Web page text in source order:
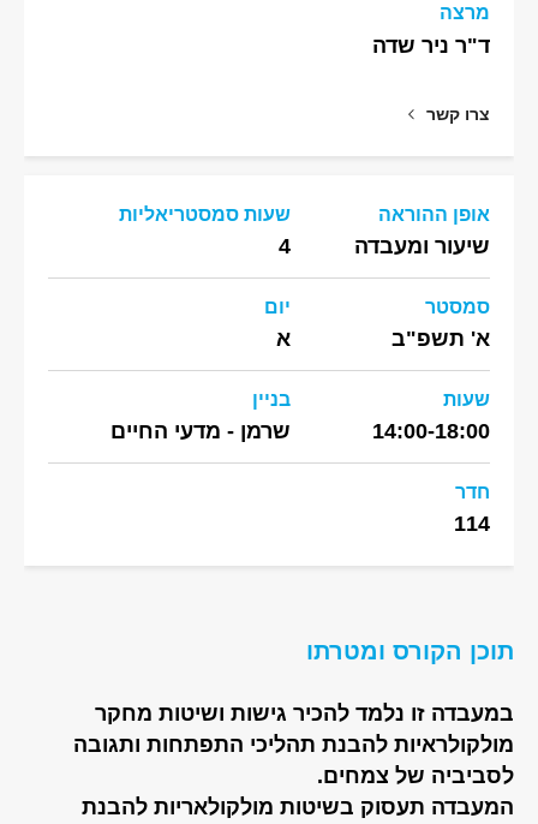
מרצה
ד"ר ניר שדה
צרו קשר
אופן ההוראה
שיעור ומעבדה
שעות סמסטריאליות
4
סמסטר
א' תשפ"ב
יום
א
שעות
14:00-18:00
בניין
שרמן - מדעי החיים
חדר
114
תוכן הקורס ומטרתו
במעבדה זו נלמד להכיר גישות ושיטות מחקר
מולקולראיות להבנת תהליכי התפתחות ותגובה
לסביביה של צמחים.
המעבדה תעסוק בשיטות מולקולאריות להבנת